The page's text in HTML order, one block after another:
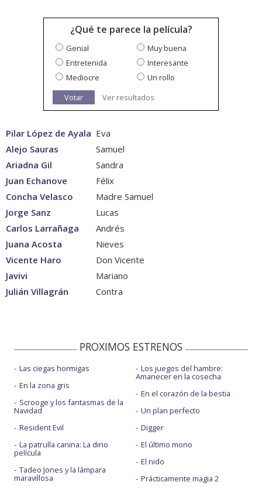
¿Qué te parece la película?
Genial
Muy buena
Entretenida
Interesante
Mediocre
Un rollo
Votar
Ver resultados
Pilar López de Ayala Eva
Alejo Sauras
Samuel
Ariadna Gil
Sandra
Juan Echanove
Félix
Concha Velasco
Madre Samuel
Jorge Sanz
Lucas
Carlos Larrañaga
Andrés
Juana Acosta
Nieves
Vicente Haro
Don Vicente
Javivi
Mariano
Julián Villagrán
Contra
PROXIMOS ESTRENOS
Las ciegas hormigas
En la zona gris
Scrooge y los fantasmas de la
Navidad
Resident Evil
La patrulla canina: La dino
película
Tadeo Jones y la lámpara
maravillosa
Los juegos del hambre:
Amanecer en la cosecha
En el corazón de la bestia
Un plan perfecto
Digger
El último mono
El nido
Prácticamente magia 2